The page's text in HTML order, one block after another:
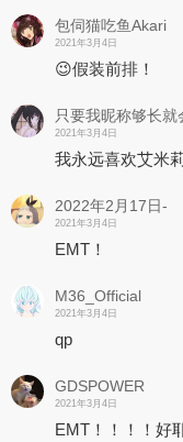
包伺猫吃鱼Akari
2021年3月4日
😉假装前排！
只要我昵称够长
2021年3月4日
我永远喜欢艾米
2022年2月17日-
2021年3月4日
EMT！
M36_Official
2021年3月4日
qp
GDSPOWER
2021年3月4日
EMT！！！！好